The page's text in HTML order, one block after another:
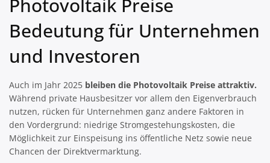
Photovoltaik Preise
Bedeutung für Unternehmen
und Investoren
Auch im Jahr 2025 bleiben die Photovoltaik Preise attraktiv.
Während private Hausbesitzer vor allem den Eigenverbrauch
nutzen, rücken für Unternehmen ganz andere Faktoren in
den Vordergrund: niedrige Stromgestehungskosten, die
Möglichkeit zur Einspeisung ins öffentliche Netz sowie neue
Chancen der Direktvermarktung.